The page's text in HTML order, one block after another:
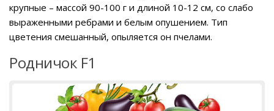
крупные – массой 90-100 г и длиной 10-12 см, со слабо
выраженными ребрами и белым опушением. Тип
цветения смешанный, опыляется он пчелами.
Родничок F1